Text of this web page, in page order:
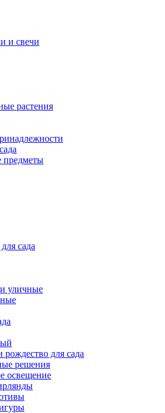
и свечи
растения
предметы
сада
уличные
для сада
решения
освещение